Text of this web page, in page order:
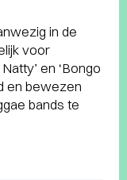
in de
voor
en ‘Bongo
en bewezen
bands te